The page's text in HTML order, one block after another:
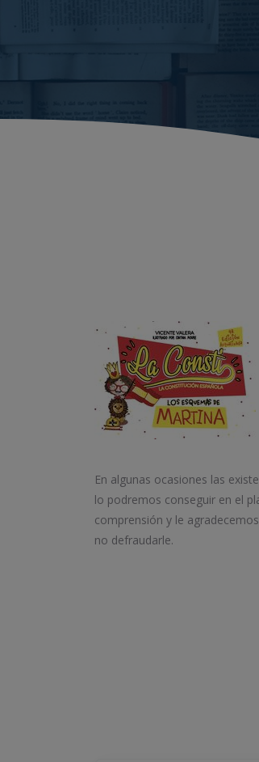
En algunas ocasiones las
lo podremos conseguir en el
comprensión y le
no defraudarle.